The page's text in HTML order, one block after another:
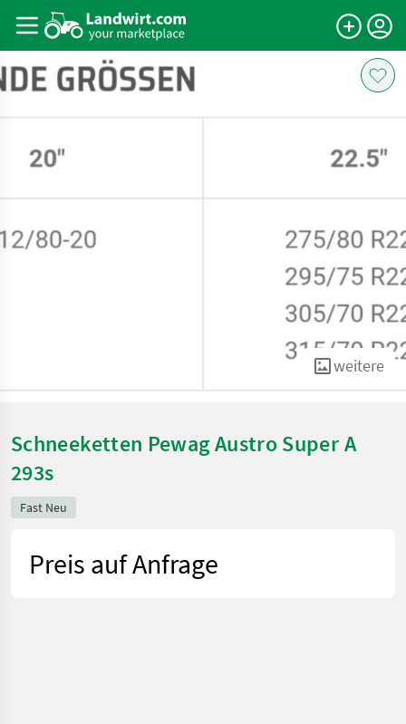
weitere
Schneeketten Pewag Austro Super A
293s
Fast Neu
Preis auf Anfrage